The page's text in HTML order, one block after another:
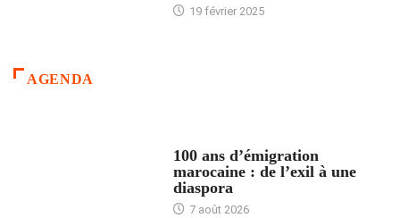
19 février 2025
AGENDA
100 ans d’émigration
marocaine : de l’exil à une
diaspora
7 août 2026